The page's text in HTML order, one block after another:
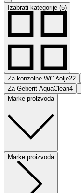
Izabrati kategorije (5)
Za konzolne WC šolje22
Za Geberit AquaClean4
Marke proizvoda
Marke proizvoda